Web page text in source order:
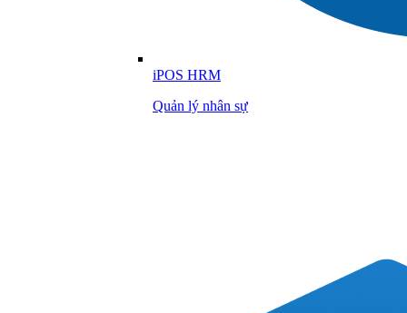
iPOS HRM
Quản lý nhân sự